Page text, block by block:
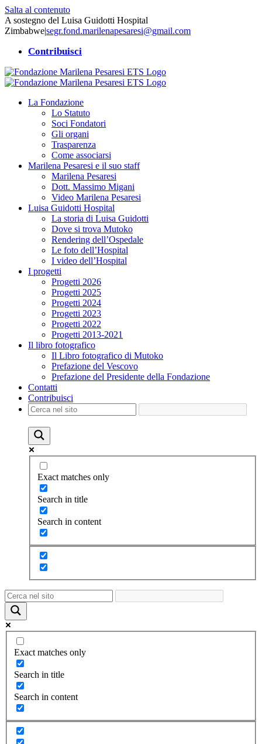
Salta al contenuto
A sostegno del Luisa Guidotti Hospital
Zimbabwe|segr.fond.marilenapesaresi@gmail.com
Contribuisci
La Fondazione
Lo Statuto
Soci Fondatori
Gli organi
Trasparenza
Come associarsi
Marilena Pesaresi e il suo staff
Marilena Pesaresi
Dott. Massimo Migani
Video Marilena Pesaresi
Luisa Guidotti Hospital
La storia di Luisa Guidotti
Dove si trova Mutoko
Rendering dell’Ospedale
Le foto dell’Hospital
I video dell’Hospital
I progetti
Progetti 2026
Progetti 2025
Progetti 2024
Progetti 2023
Progetti 2022
Progetti 2013-2021
Il libro fotografico
Il Libro fotografico di Mutoko
Prefazione del Vescovo
Prefazione del Presidente della Fondazione
Contatti
Contribuisci
Exact matches only
Search in title
Search in content
Exact matches only
Search in title
Search in content